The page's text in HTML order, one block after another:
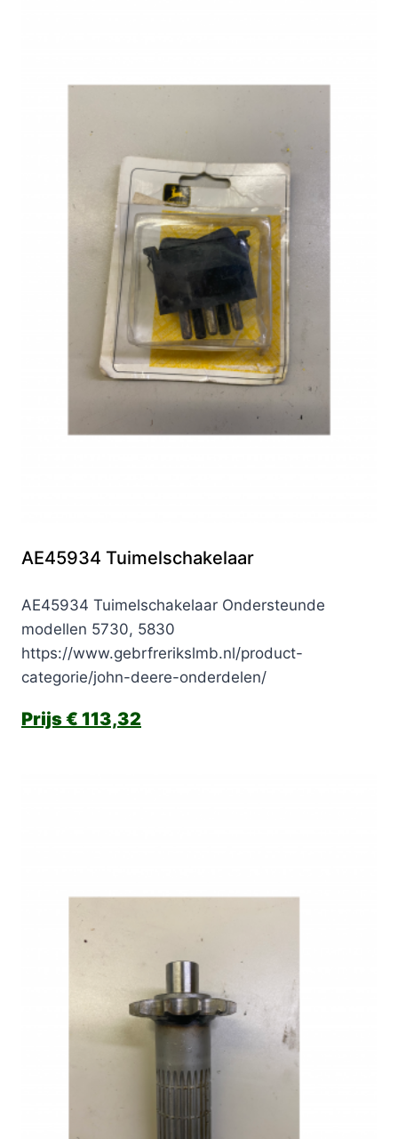
AE45934 Tuimelschakelaar
AE45934 Tuimelschakelaar Ondersteunde
modellen 5730, 5830
https://www.gebrfrerikslmb.nl/product-
categorie/john-deere-onderdelen/
€ 113,32